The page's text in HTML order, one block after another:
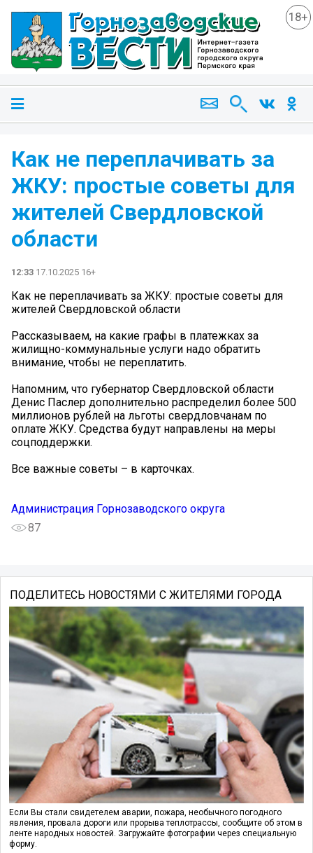
18+
Как не переплачивать за
ЖКУ: простые советы для
жителей Свердловской
области
12:33 17.10.2025 16+
Как не переплачивать за ЖКУ: простые советы для
жителей Свердловской области
Рассказываем, на какие графы в платежках за
жилищно-коммунальные услуги надо обратить
внимание, чтобы не переплатить.
Напомним, что губернатор Свердловской области
Денис Паслер дополнительно распределил более 500
миллионов рублей на льготы свердловчанам по
оплате ЖКУ. Средства будут направлены на меры
соцподдержки.
Вcе важные советы – в карточках.
Администрация Горнозаводского округа
87
ПОДЕЛИТЕСЬ НОВОСТЯМИ С ЖИТЕЛЯМИ ГОРОДА
Если Вы стали свидетелем аварии, пожара, необычного погодного
явления, провала дороги или прорыва теплотрассы, сообщите об этом в
ленте народных новостей. Загружайте фотографии через специальную
форму.